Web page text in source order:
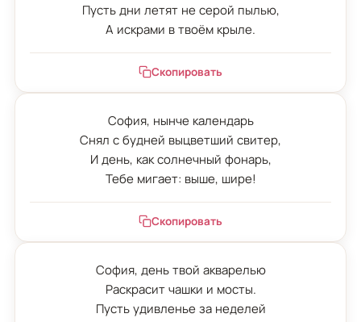
Пусть дни летят не серой пылью,
А искрами в твоём крыле.
Скопировать
София, нынче календарь
Снял с будней выцветший свитер,
И день, как солнечный фонарь,
Тебе мигает: выше, шире!
Скопировать
София, день твой акварелью
Раскрасит чашки и мосты.
Пусть удивленье за неделей